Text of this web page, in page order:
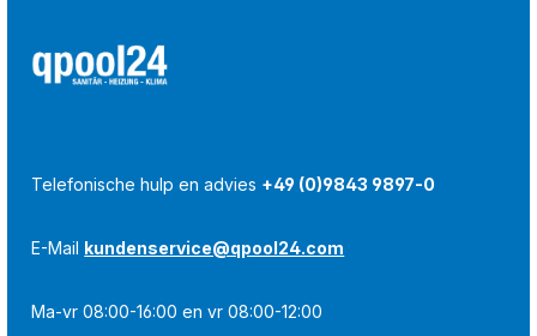
Telefonische hulp en advies +49 (0)9843 9897-0
E-Mail kundenservice@qpool24.com
Ma-vr 08:00-16:00 en vr 08:00-12:00